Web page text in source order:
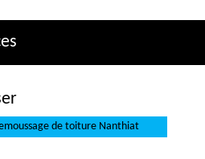
de toiture Nanthiat